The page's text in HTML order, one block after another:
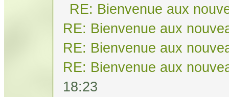
RE: Bienvenue aux
RE: Bienvenue aux
RE: Bienvenue aux
RE: Bienvenue aux
18:23